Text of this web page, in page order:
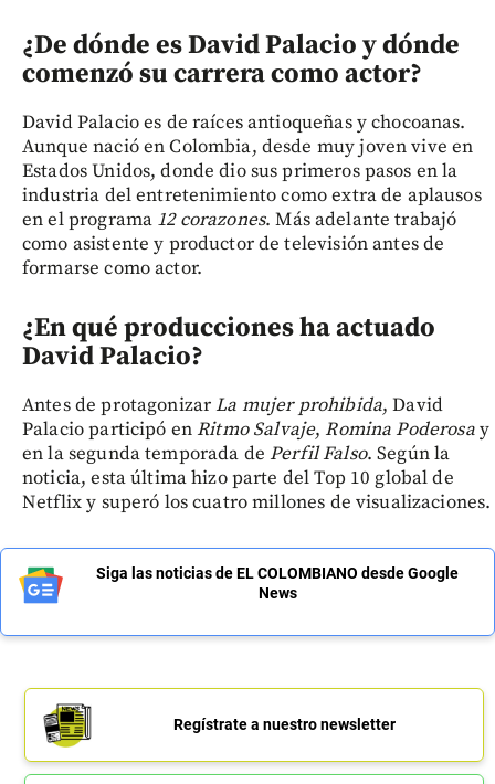
¿De dónde es David Palacio y dónde
comenzó su carrera como actor?
David Palacio es de raíces antioqueñas y chocoanas.
Aunque nació en Colombia, desde muy joven vive en
Estados Unidos, donde dio sus primeros pasos en la
industria del entretenimiento como extra de aplausos
en el programa 12 corazones. Más adelante trabajó
como asistente y productor de televisión antes de
formarse como actor.
¿En qué producciones ha actuado
David Palacio?
Antes de protagonizarLa mujer prohibida, David
Palacio participó enRitmo Salvaje,Romina Poderosay
en la segunda temporada dePerfil Falso. Según la
noticia, esta última hizo parte del Top 10 global de
Netflix y superó los cuatro millones de visualizaciones.
Siga las noticias de EL COLOMBIANO desde Google
News
Regístrate a nuestro newsletter